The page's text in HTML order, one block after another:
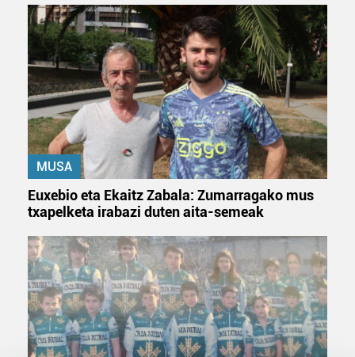
MUSA
Euxebio eta Ekaitz Zabala: Zumarragako mus
txapelketa irabazi duten aita-semeak